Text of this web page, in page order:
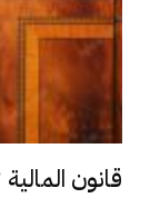
قانون المالية 2027: أخنوش يبقي على دعم...